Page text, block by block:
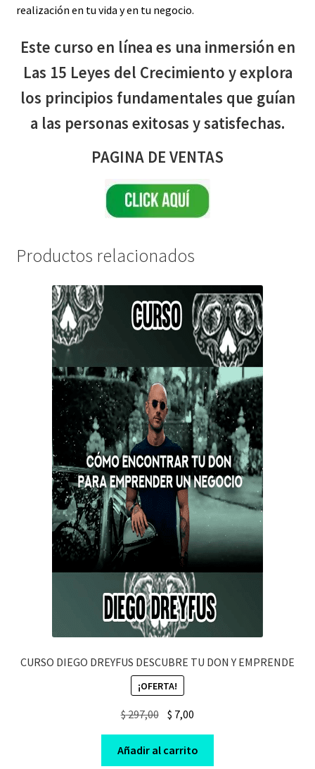
realización en tu vida y en tu negocio.
Este curso en línea es una inmersión en
Las 15 Leyes del Crecimiento y explora
los principios fundamentales que guían
a las personas exitosas y satisfechas.
PAGINA DE VENTAS
Productos relacionados
CURSO DIEGO DREYFUS DESCUBRE TU DON Y EMPRENDE
¡OFERTA!
$297,00 Original
price
was:
$ 7,00
price
is:
Añadir al carrito